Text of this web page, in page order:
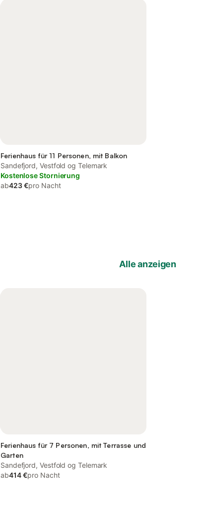
Ferienhaus für 11 Personen, mit Balkon
Sandefjord, Vestfold og Telemark
Kostenlose Stornierung
ab423 €pro Nacht
Alle anzeigen
Ferienhaus für 7 Personen, mit Terrasse und
Garten
Sandefjord, Vestfold og Telemark
ab414 €pro Nacht